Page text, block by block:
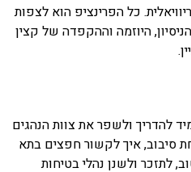
כל הפרינציפ הוא לצפות
היוזמה וההקפדה של קצין
להדריך ולשפר את צוות הנהגים
סיבוב, איך לקשור חפצים בתא
לתזכר ולשנן נהלי בטיחות